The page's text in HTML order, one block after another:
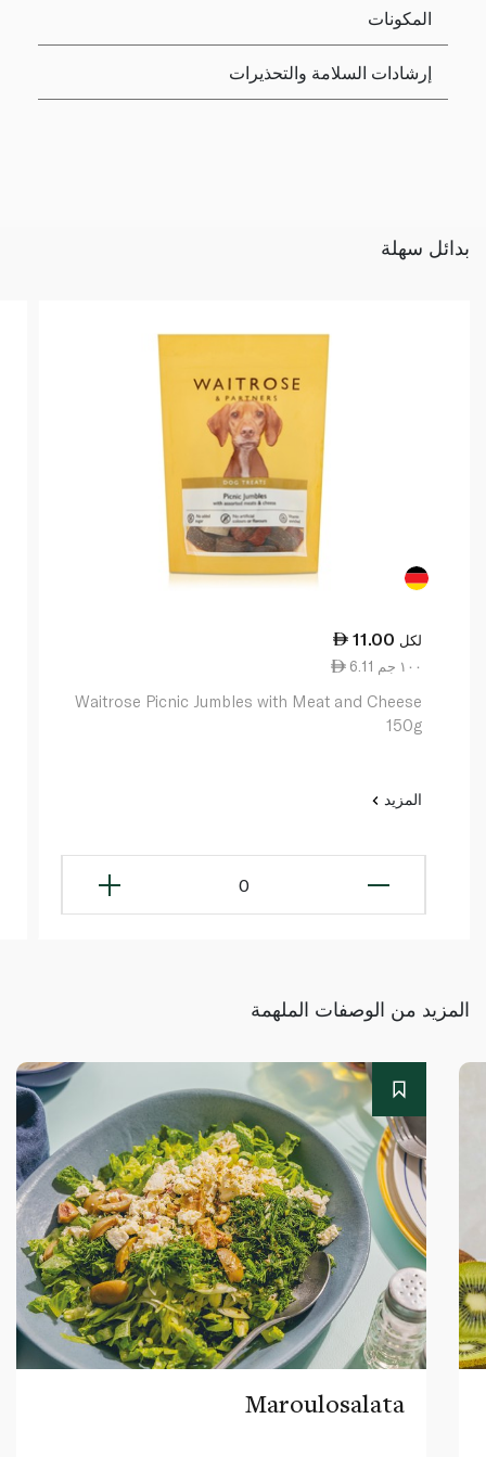
المكونات
إرشادات السلامة والتحذيرات
بدائل سهلة
11.00 لكل
6.11 ١٠٠ جم
Waitrose Picnic Jumbles with Meat and Cheese
150g
المزيد
0
المزيد من الوصفات الملهمة
Maroulosalata